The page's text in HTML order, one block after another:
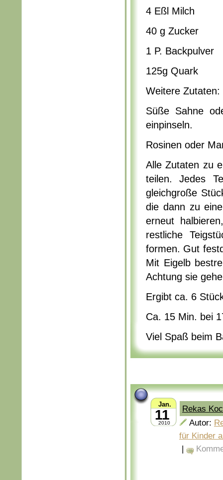
4 Eßl Milch
40 g Zucker
1 P. Backpulver
125g Quark
Weitere Zutaten:
Süße Sahne
einpinseln.
Rosinen oder
Alle Zutaten zu
teilen. Jedes
gleichgroße
die dann zu
erneut
restliche
formen. Gut
Mit Eigelb
Achtung sie
Ergibt ca. 6
Ca. 15 Min. bei
Viel Spaß beim
11
Jan.
2010
Rekas
Autor:
für Kinder
|